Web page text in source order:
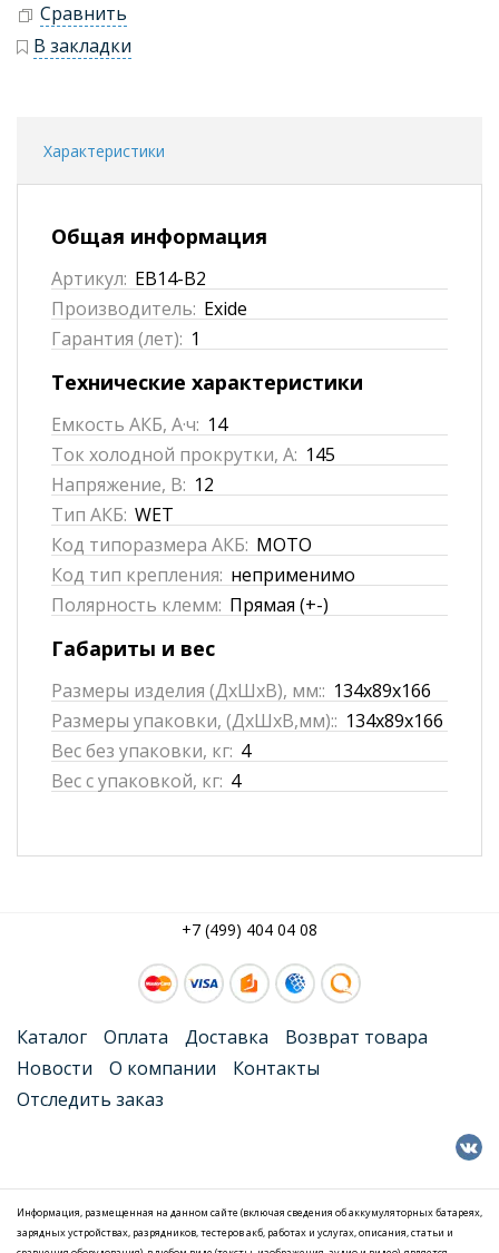
Сравнить
В закладки
Характеристики
Общая информация
Артикул: EB14-B2
Производитель: Exide
Гарантия (лет): 1
Технические характеристики
Емкость АКБ, А·ч: 14
Ток холодной прокрутки, А: 145
Напряжение, В: 12
Тип АКБ: WET
Код типоразмера АКБ: MOTO
Код тип крепления: неприменимо
Полярность клемм: Прямая (+-)
Габариты и вес
Размеры изделия (ДхШхВ), мм:: 134x89x166
Размеры упаковки, (ДхШхВ,мм):: 134x89x166
Вес без упаковки, кг: 4
Вес с упаковкой, кг: 4
+7 (499) 404 04 08
Каталог Оплата Доставка
Возврат товара
Новости
О компании
Контакты
Отследить заказ
Информация, размещенная на данном сайте (включая сведения об аккумуляторных батареях,
зарядных устройствах, разрядников, тестеров акб, работах и услугах, описания, статьи и